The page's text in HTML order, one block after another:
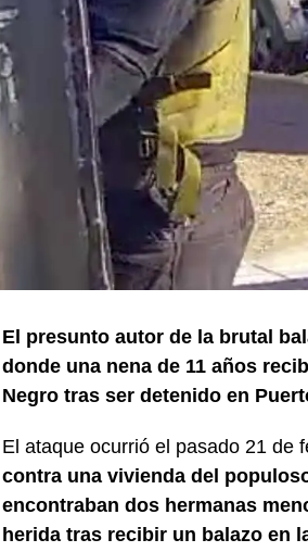
El presunto autor de la brutal
donde una nena de 11 años
Negro tras ser detenido en
El ataque ocurrió el pasado 21 de
contra una vivienda del
encontraban dos hermanas
herida tras recibir un balazo en